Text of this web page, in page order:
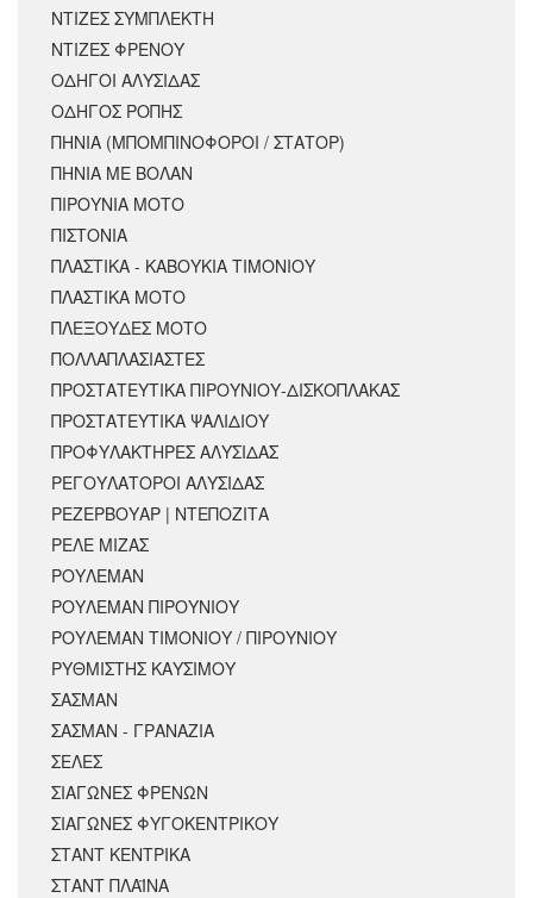
ΝΤΙΖΕΣ ΣΥΜΠΛΕΚΤΗ
ΝΤΙΖΕΣ ΦΡΕΝΟΥ
ΟΔΗΓΟΙ ΑΛΥΣΙΔΑΣ
ΟΔΗΓΟΣ ΡΟΠΗΣ
ΠΗΝΙΑ (ΜΠΟΜΠΙΝΟΦΟΡΟΙ / ΣΤΑΤΟΡ)
ΠΗΝΙΑ ΜΕ ΒΟΛΑΝ
ΠΙΡΟΥΝΙΑ ΜΟΤΟ
ΠΙΣΤΟΝΙΑ
ΠΛΑΣΤΙΚΑ - ΚΑΒΟΥΚΙΑ ΤΙΜΟΝΙΟΥ
ΠΛΑΣΤΙΚΑ ΜΟΤΟ
ΠΛΕΞΟΥΔΕΣ ΜΟΤΟ
ΠΟΛΛΑΠΛΑΣΙΑΣΤΕΣ
ΠΡΟΣΤΑΤΕΥΤΙΚΑ ΠΙΡΟΥΝΙΟΥ-ΔΙΣΚΟΠΛΑΚΑΣ
ΠΡΟΣΤΑΤΕΥΤΙΚΑ ΨΑΛΙΔΙΟΥ
ΠΡΟΦΥΛΑΚΤΗΡΕΣ ΑΛΥΣΙΔΑΣ
ΡΕΓΟΥΛΑΤΟΡΟΙ ΑΛΥΣΙΔΑΣ
ΡΕΖΕΡΒΟΥΑΡ | ΝΤΕΠΟΖΙΤΑ
ΡΕΛΕ ΜΙΖΑΣ
ΡΟΥΛΕΜΑΝ
ΡΟΥΛΕΜΑΝ ΠΙΡΟΥΝΙΟΥ
ΡΟΥΛΕΜΑΝ ΤΙΜΟΝΙΟΥ / ΠΙΡΟΥΝΙΟΥ
ΡΥΘΜΙΣΤΗΣ ΚΑΥΣΙΜΟΥ
ΣΑΣΜΑΝ
ΣΑΣΜΑΝ - ΓΡΑΝΑΖΙΑ
ΣΕΛΕΣ
ΣΙΑΓΩΝΕΣ ΦΡΕΝΩΝ
ΣΙΑΓΩΝΕΣ ΦΥΓΟΚΕΝΤΡΙΚΟΥ
ΣΤΑΝΤ ΚΕΝΤΡΙΚΑ
ΣΤΑΝΤ ΠΛΑΪΝΑ